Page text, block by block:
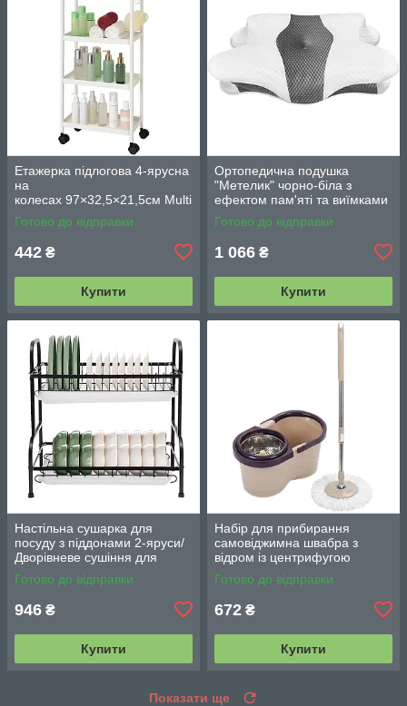
Етажерка підлогова 4-ярусна
на
колесах 97×32,5×21,5см Multi
fucntion Rack JC606
/ Підлогова вузька стелаж-
Готово до відправки
442 ₴
Купити
Ортопедична подушка
"Метелик" чорно-біла з
ефектом пам'яті та виїмками
для рук/ Анатомічна подушка
для голови, шиї
Готово до відправки
1 066 ₴
Купити
Настільна сушарка для
посуду з піддонами 2-яруси/
Дворівневе сушіння для
посуду Double Layered
Kitchen Rack
Готово до відправки
946 ₴
Купити
Набір для прибирання
самовіджимна швабра з
відром із центрифугою
Rotating Mop 360/Троба
швабра стрічка
Готово до відправки
672 ₴
Купити
Показати ще